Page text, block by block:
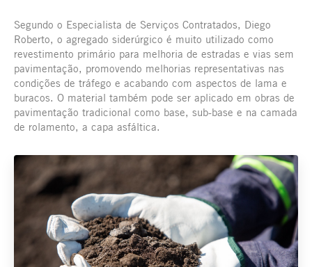
Segundo o Especialista de Serviços Contratados, Diego
Roberto, o agregado siderúrgico é muito utilizado como
revestimento primário para melhoria de estradas e vias sem
pavimentação, promovendo melhorias representativas nas
condições de tráfego e acabando com aspectos de lama e
buracos. O material também pode ser aplicado em obras de
pavimentação tradicional como base, sub-base e na camada
de rolamento, a capa asfáltica.